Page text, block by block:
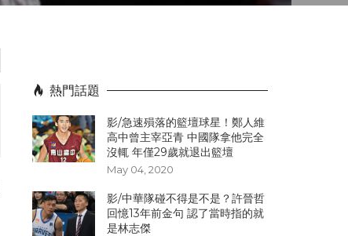
熱門話題
影/急速殞落的籃壇球星！鄭人維
高中曾主宰亞青 中國隊拿他完全
沒輒 年僅29歲就退出籃壇
May 04, 2020
影/中華隊碰不得是不是？許晉哲
回憶13年前金句 認了當時指的就
是林志傑